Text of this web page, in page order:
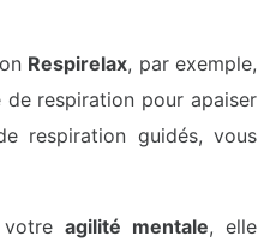
Respirelax, par exemple,
respiration pour apaiser
respiration guidés, vous
agilité mentale, elle